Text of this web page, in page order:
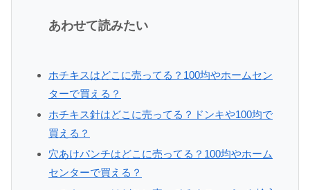
あわせて読みたい
ホチキスはどこに売ってる？100均やホームセン
ターで買える？
ホチキス針はどこに売ってる？ドンキや100均で
買える？
穴あけパンチはどこに売ってる？100均やホーム
センターで買える？